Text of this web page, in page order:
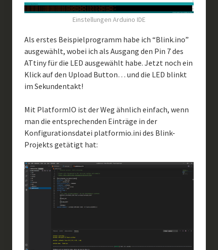
Einstellungen Arduino IDE
Als erstes Beispielprogramm habe ich “Blink.ino”
ausgewählt, wobei ich als Ausgang den Pin 7 des
ATtiny für die LED ausgewählt habe. Jetzt noch ein
Klick auf den Upload Button… und die LED blinkt
im Sekundentakt!
Mit PlatformIO ist der Weg ähnlich einfach, wenn
man die entsprechenden Einträge in der
Konfigurationsdatei platformio.ini des Blink-
Projekts getätigt hat: